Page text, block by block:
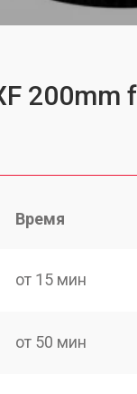
200mm
Время
от 15 мин
от 50 мин